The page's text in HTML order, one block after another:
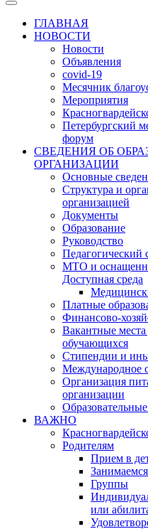
ГЛАВНАЯ
НОВОСТИ
Новости
Объявления
covid-19
Месячник
Мероприятия
Петербургский
форум
СВЕДЕНИЯ ОБ
ОРГАНИЗАЦИИ
Основные
Структура и
организацией
Документы
Образование
Руководство
Педагогический
МТО и
Доступная среда
Платные
Финансово-
Вакантные
обучающихся
Стипендии и
Международное
Организация
организации
ВАЖНО
Родителям
Прием в
Группы
или